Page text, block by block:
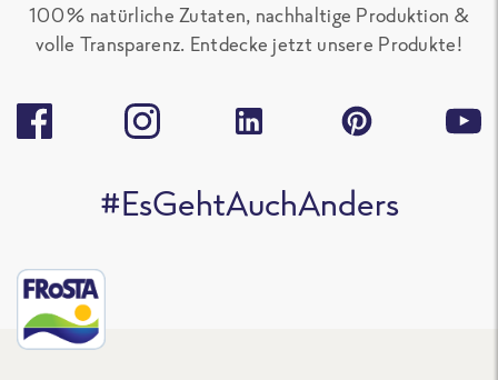
100 % natürliche Zutaten, nachhaltige Produktion &
volle Transparenz. Entdecke jetzt unsere Produkte!
#EsGehtAuchAnders